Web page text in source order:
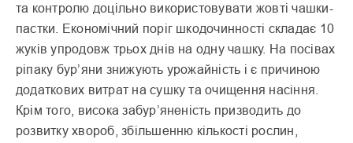
та контролю доцільно викори­стовувати жовті чашки-
пастки. Економічний поріг шкодочинності складає 10
жуків упродовж трьох днів на одну чашку. На посівах
ріпаку бур’яни знижують урожайність і є причиною
додаткових витрат на сушку та очищення насіння.
Крім того, висока забур’яненість призводить до
розвитку хвороб, збільшенню кількості рос­лин,